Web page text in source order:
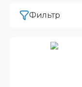
Фильтр